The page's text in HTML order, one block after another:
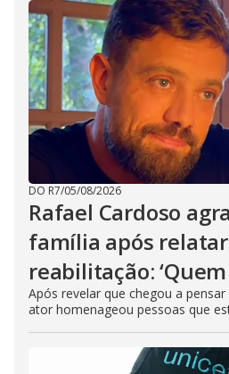
DO R7/05/08/2026
Rafael Cardoso
família após
reabilitação:
Após revelar que chegou a
ator homenageou pessoas que